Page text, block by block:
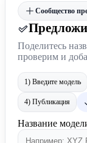
Сообщество
Поделитесь
проверим и
1) Введите модель
4) Публикация
Название